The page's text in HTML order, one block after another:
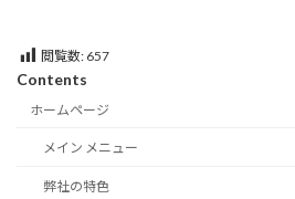
閲覧数: 657
Contents
ホームページ
メイン メニュー
弊社の特色